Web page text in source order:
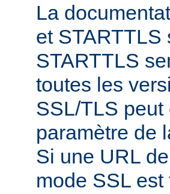
La
et STARTTLS
STARTTLS
toutes les
SSL/TLS
paramètre de
Si une URL
mode SSL